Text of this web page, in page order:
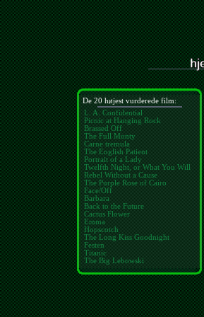
De 20 højest vurderede film:
L. A. Confidential
Picnic at Hanging Rock
Brassed Off
The Full Monty
Carne tremula
The English Patient
Portrait of a Lady
Twelfth Night, or What You Will
Rebel Without a Cause
The Purple Rose of Cairo
Face/Off
Barbara
Back to the Future
Cactus Flower
Emma
Hopscotch
The Long Kiss Goodnight
Festen
Titanic
The Big Lebowski